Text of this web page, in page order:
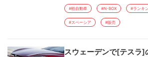
#軽自動車 #N-BOX #ランキ
#スペーシア #販売
スウェーデンで[テス